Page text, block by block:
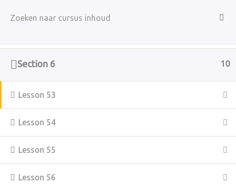
naar
inhoud
Home
Section 6 10
Lesson 53
Lesson 54
Lesson 55
Lesson 56
Copyright © 2026 VerbaalZorg